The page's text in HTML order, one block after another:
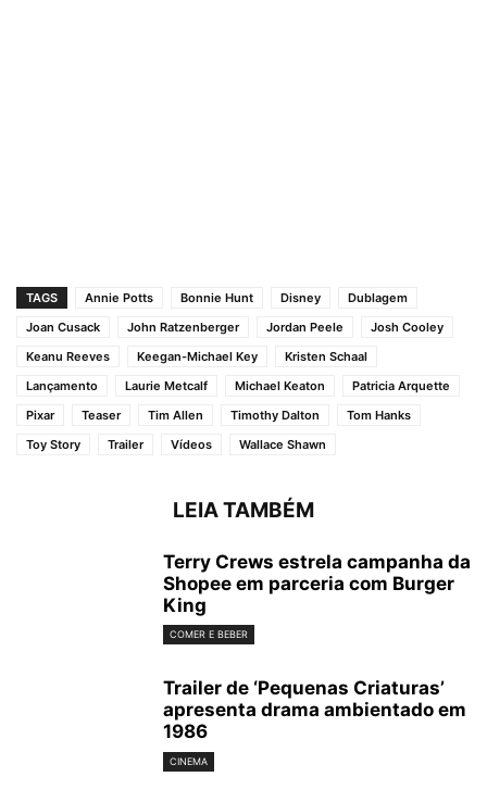
TAGS Annie Potts Bonnie Hunt Disney
Dublagem
Joan Cusack
John Ratzenberger Jordan Peele
Josh Cooley
Keanu Reeves
Keegan-Michael Key
Kristen Schaal
Lançamento
Laurie Metcalf Michael Keaton
Patricia Arquette
Pixar
Teaser Tim Allen Timothy Dalton
Tom Hanks
Toy Story
Trailer Vídeos Wallace Shawn
LEIA TAMBÉM
Terry Crews estrela campanha da
Shopee em parceria com Burger
King
COMER E BEBER
Trailer de ‘Pequenas Criaturas’
apresenta drama ambientado em
1986
CINEMA